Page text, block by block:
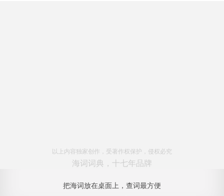
以上内容独家创作，受著作权保护，侵权必究
海词词典，十七年品牌
把海词放在桌面上，查词最方便